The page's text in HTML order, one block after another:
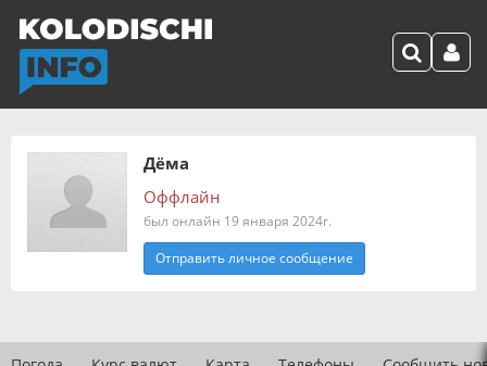
Дёма
Оффлайн
был онлайн 19 января 2024г.
Отправить личное сообщение